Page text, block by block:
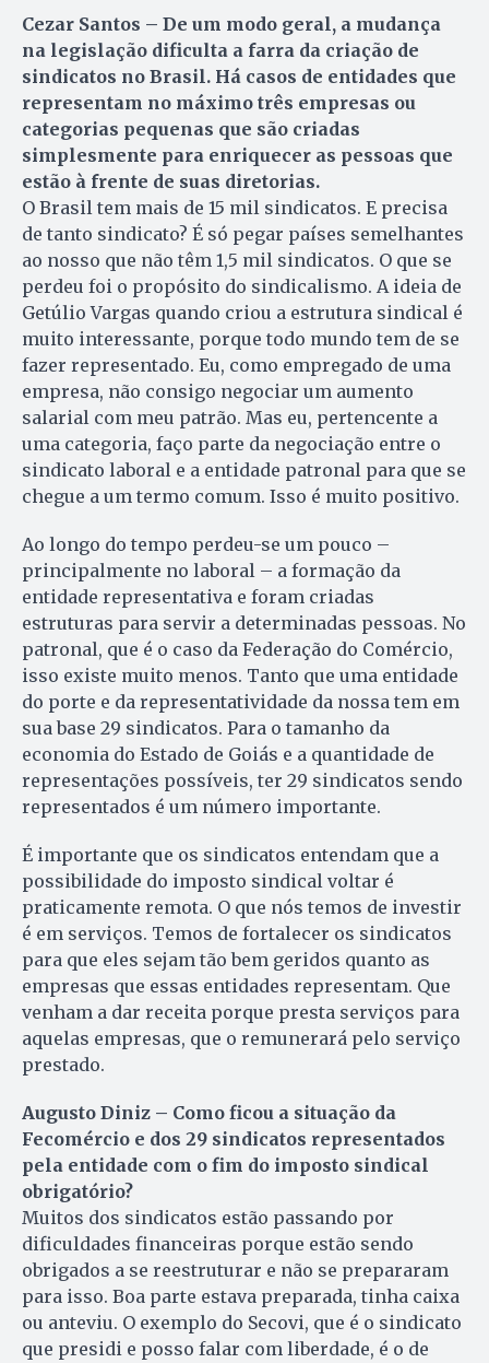
Cezar Santos – De um modo geral, a mudança
na legislação dificulta a farra da criação de
sindicatos no Brasil. Há casos de entidades que
representam no máximo três empresas ou
categorias pequenas que são criadas
simplesmente para enriquecer as pessoas que
estão à frente de suas diretorias.
O Brasil tem mais de 15 mil sindicatos. E precisa
de tanto sindicato? É só pegar países semelhantes
ao nosso que não têm 1,5 mil sindicatos. O que se
perdeu foi o propósito do sindicalismo. A ideia de
Getúlio Vargas quando criou a estrutura sindical é
muito interessante, porque todo mundo tem de se
fazer representado. Eu, como empregado de uma
empresa, não consigo negociar um aumento
salarial com meu patrão. Mas eu, pertencente a
uma categoria, faço parte da negociação entre o
sindicato laboral e a entidade patronal para que se
chegue a um termo comum. Isso é muito positivo.
Ao longo do tempo perdeu-se um pouco –
principalmente no laboral – a formação da
entidade representativa e foram criadas
estruturas para servir a determinadas pessoas. No
patronal, que é o caso da Federação do Comércio,
isso existe muito menos. Tanto que uma entidade
do porte e da representatividade da nossa tem em
sua base 29 sindicatos. Para o tamanho da
economia do Estado de Goiás e a quantidade de
representações possíveis, ter 29 sindicatos sendo
representados é um número importante.
É importante que os sindicatos entendam que a
possibilidade do imposto sindical voltar é
praticamente remota. O que nós temos de investir
é em serviços. Temos de fortalecer os sindicatos
para que eles sejam tão bem geridos quanto as
empresas que essas entidades representam. Que
venham a dar receita porque presta serviços para
aquelas empresas, que o remunerará pelo serviço
prestado.
Augusto Diniz – Como ficou a situação da
Fecomércio e dos 29 sindicatos representados
pela entidade com o fim do imposto sindical
obrigatório?
Muitos dos sindicatos estão passando por
dificuldades financeiras porque estão sendo
obrigados a se reestruturar e não se prepararam
para isso. Boa parte estava preparada, tinha caixa
ou anteviu. O exemplo do Secovi, que é o sindicato
que presidi e posso falar com liberdade, é o de